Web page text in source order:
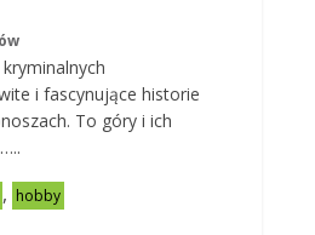
i fascynujące historie
To góry i ich
, hobby